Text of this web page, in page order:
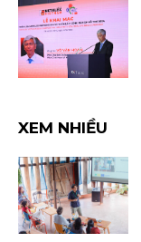
XEM NHIỀU